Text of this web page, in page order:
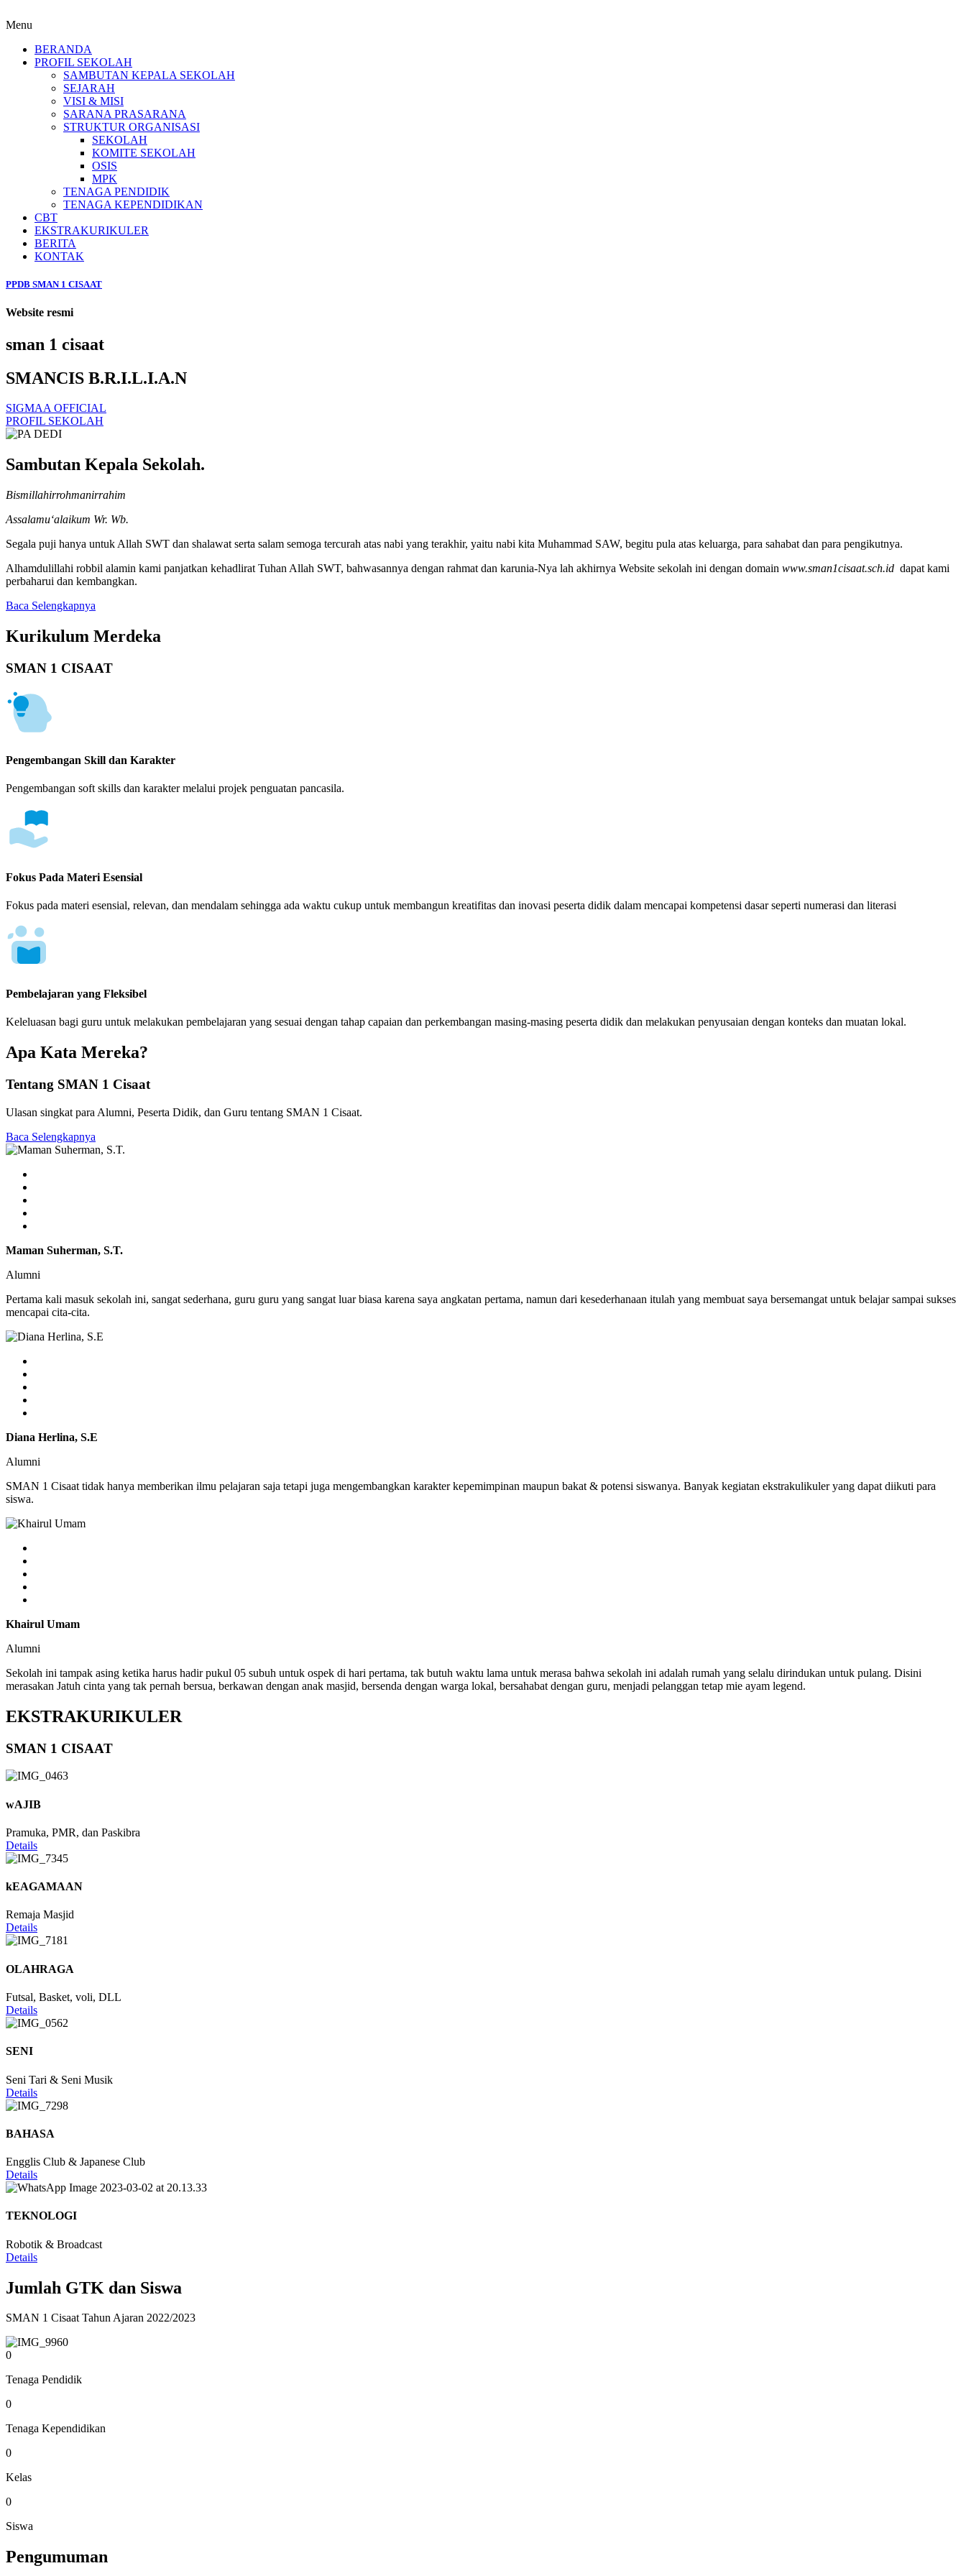
Menu
BERANDA
PROFIL SEKOLAH
SAMBUTAN KEPALA SEKOLAH
SEJARAH
VISI & MISI
SARANA PRASARANA
STRUKTUR ORGANISASI
SEKOLAH
KOMITE SEKOLAH
OSIS
MPK
TENAGA PENDIDIK
TENAGA KEPENDIDIKAN
CBT
EKSTRAKURIKULER
BERITA
KONTAK
PPDB SMAN 1 CISAAT
Website resmi
sman 1 cisaat
SMANCIS B.R.I.L.I.A.N
SIGMAA OFFICIAL
PROFIL SEKOLAH
Sambutan Kepala Sekolah.
Bismillahirrohmanirrahim
Assalamu‘alaikum Wr. Wb.
Segala puji hanya untuk Allah SWT dan shalawat serta salam semoga tercurah atas nabi yang terakhir, yaitu nabi kita Muhammad SAW, begitu pula atas keluarga, para sahabat dan para pengikutnya.
Alhamdulillahi robbil alamin kami panjatkan kehadlirat Tuhan Allah SWT, bahwasannya dengan rahmat dan karunia-Nya lah akhirnya Website sekolah ini dengan domain www.sman1cisaat.sch.id dapat kami
perbaharui dan kembangkan.
Baca Selengkapnya
Kurikulum Merdeka
SMAN 1 CISAAT
Pengembangan Skill dan Karakter
Pengembangan soft skills dan karakter melalui projek penguatan pancasila.
Fokus Pada Materi Esensial
Fokus pada materi esensial, relevan, dan mendalam sehingga ada waktu cukup untuk membangun kreatifitas dan inovasi peserta didik dalam mencapai kompetensi dasar seperti numerasi dan literasi
Pembelajaran yang Fleksibel
Keleluasan bagi guru untuk melakukan pembelajaran yang sesuai dengan tahap capaian dan perkembangan masing-masing peserta didik dan melakukan penyusaian dengan konteks dan muatan lokal.
Apa Kata Mereka?
Tentang SMAN 1 Cisaat
Ulasan singkat para Alumni, Peserta Didik, dan Guru tentang SMAN 1 Cisaat.
Baca Selengkapnya
Maman Suherman, S.T.
Alumni
Pertama kali masuk sekolah ini, sangat sederhana, guru guru yang sangat luar biasa karena saya angkatan pertama, namun dari kesederhanaan itulah yang membuat saya bersemangat untuk belajar sampai sukses
mencapai cita-cita.
Diana Herlina, S.E
Alumni
SMAN 1 Cisaat tidak hanya memberikan ilmu pelajaran saja tetapi juga mengembangkan karakter kepemimpinan maupun bakat & potensi siswanya. Banyak kegiatan ekstrakulikuler yang dapat diikuti para
siswa.
Khairul Umam
Alumni
Sekolah ini tampak asing ketika harus hadir pukul 05 subuh untuk ospek di hari pertama, tak butuh waktu lama untuk merasa bahwa sekolah ini adalah rumah yang selalu dirindukan untuk pulang. Disini
merasakan Jatuh cinta yang tak pernah bersua, berkawan dengan anak masjid, bersenda dengan warga lokal, bersahabat dengan guru, menjadi pelanggan tetap mie ayam legend.
EKSTRAKURIKULER
SMAN 1 CISAAT
wAJIB
Pramuka, PMR, dan Paskibra
Details
kEAGAMAAN
Remaja Masjid
Details
OLAHRAGA
Futsal, Basket, voli, DLL
Details
SENI
Seni Tari & Seni Musik
Details
BAHASA
Engglis Club & Japanese Club
Details
TEKNOLOGI
Robotik & Broadcast
Details
Jumlah GTK dan Siswa
SMAN 1 Cisaat Tahun Ajaran 2022/2023
0
Tenaga Pendidik
0
Tenaga Kependidikan
0
Kelas
0
Siswa
Pengumuman